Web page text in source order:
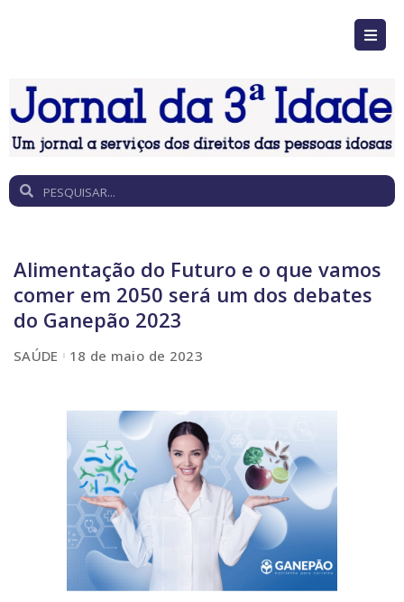
Alimentação do Futuro e o que vamos
comer em 2050 será um dos debates
do Ganepão 2023
SAÚDE 18 de maio de 2023